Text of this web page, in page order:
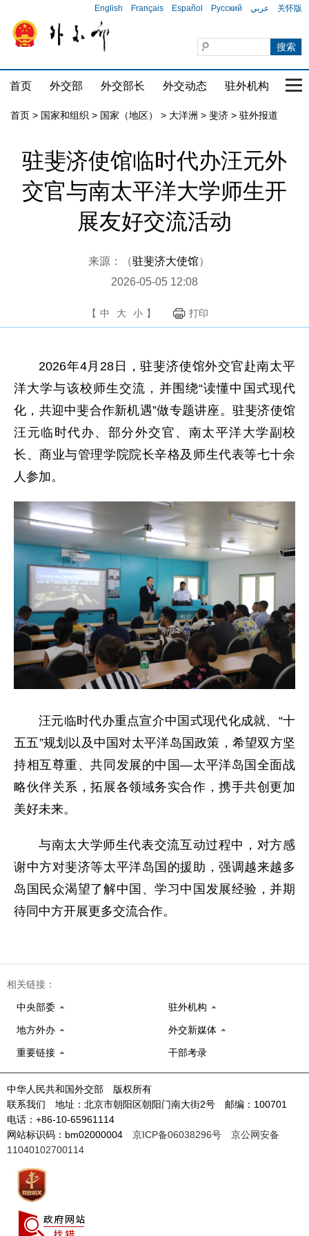
English Français Español Русский عربي 关怀版
首页 外交部 外交部长 外交动态 驻外机构 国
首页 > 国家和组织 > 国家（地区） > 大洋洲 > 斐济 > 驻外报道
驻斐济使馆临时代办汪元外
交官与南太平洋大学师生开
展友好交流活动
来源：（驻斐济大使馆）
2026-05-05 12:08
【 中 大 小 】 打印
2026年4月28日，驻斐济使馆外交官赴南太平
洋大学与该校师生交流，并围绕“读懂中国式现代
化，共迎中斐合作新机遇”做专题讲座。驻斐济使馆
汪元临时代办、部分外交官、南太平洋大学副校
长、商业与管理学院院长辛格及师生代表等七十余
人参加。
汪元临时代办重点宣介中国式现代化成就、“十
五五”规划以及中国对太平洋岛国政策，希望双方坚
持相互尊重、共同发展的中国—太平洋岛国全面战
略伙伴关系，拓展各领域务实合作，携手共创更加
美好未来。
与南太大学师生代表交流互动过程中，对方感
谢中方对斐济等太平洋岛国的援助，强调越来越多
岛国民众渴望了解中国、学习中国发展经验，并期
待同中方开展更多交流合作。
相关链接：
中央部委 驻外机构
地方外办 外交新媒体
重要链接 干部考录
中华人民共和国外交部 版权所有
联系我们 地址：北京市朝阳区朝阳门南大街2号 邮编：100701
电话：+86-10-65961114
网站标识码：bm02000004 京ICP备06038296号
京公网安备
11040102700114